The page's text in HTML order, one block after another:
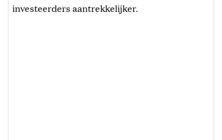
investeerders aantrekkelijker.